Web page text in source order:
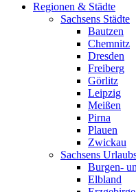
Regionen & Städte
Sachsens Städte
Bautzen
Chemnitz
Dresden
Freiberg
Görlitz
Leipzig
Meißen
Pirna
Plauen
Zwickau
Sachsens
Burgen-
Elbland